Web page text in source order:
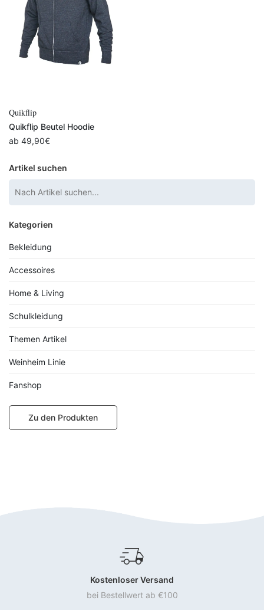
Artikel suchen
Kategorien
Bekleidung
Accessoires
Home & Living
Schulkleidung
Themen Artikel
Weinheim Linie
Fanshop
Zu den Produkten
Quikflip
Quikflip Beutel Hoodie
ab 49,90€
Kostenloser Versand
bei Bestellwert ab €100